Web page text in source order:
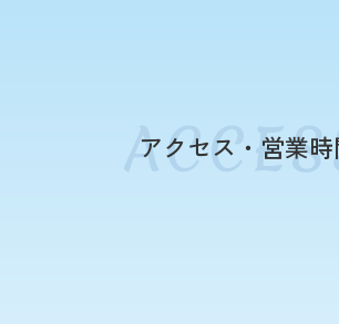
アクセス・営業時